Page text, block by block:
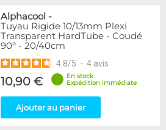
Alphacool -
Tuyau Rigide 10/13mm Plexi
Transparent HardTube - Coudé
90° - 20/40cm
4.8/5 - 4 avis
10,90 €
En stock
Expédition immédiate
Ajouter au panier